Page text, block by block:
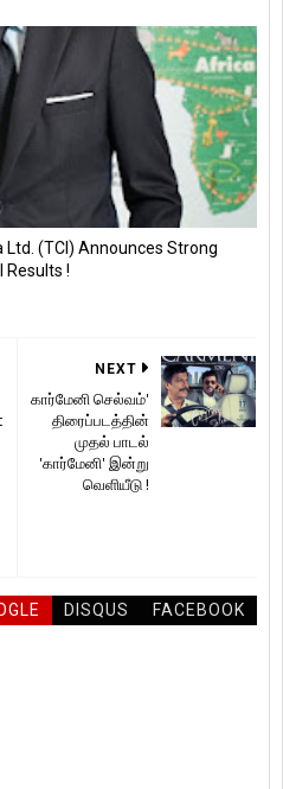
(TCI) Announces Strong
Results !
NEXT
கார்மேனி செல்வம்'
திரைப்படத்தின்
முதல் பாடல்
'கார்மேனி' இன்று
வெளியீடு !
DISQUS FACEBOOK